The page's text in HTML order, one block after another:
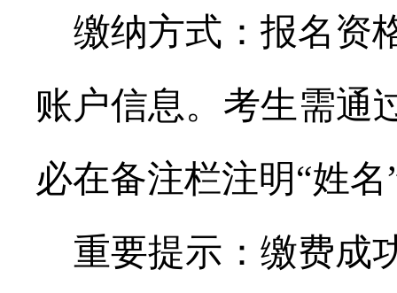
缴纳方式：报名资
账户信息。考生需通
必在备注栏注明“姓
重要提示：缴费成